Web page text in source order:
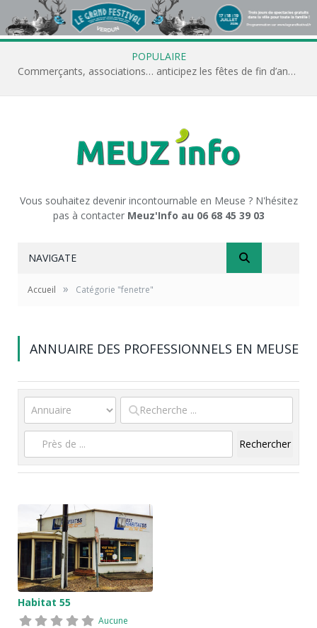
POPULAIRE
Commerçants, associations… anticipez les fêtes de fin d’année avec Meuz’Info
Vous souhaitez devenir incontournable en Meuse ? N'hésitez
pas à contacter Meuz'Info au 06 68 45 39 03
NAVIGATE
Accueil » Catégorie "fenetre"
ANNUAIRE DES PROFESSIONNELS EN MEUSE
Rechercher
Habitat 55
Aucune